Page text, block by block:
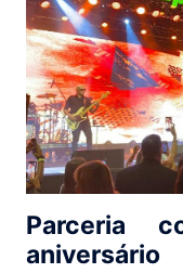
Parceria
aniversário